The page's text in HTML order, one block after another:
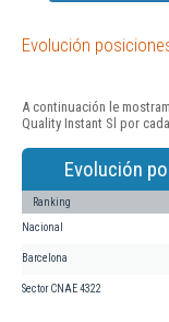
Evolución
A continuación le
Quality Instant Sl por
Evolución
Ranking
Nacional
Barcelona
Sector CNAE 4322